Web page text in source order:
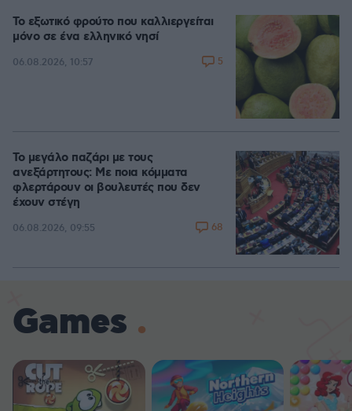
Το εξωτικό φρούτο που καλλιεργείται
μόνο σε ένα ελληνικό νησί
06.08.2026, 10:57 5
Το μεγάλο παζάρι με τους
ανεξάρτητους: Με ποια κόμματα
φλερτάρουν οι βουλευτές που δεν
έχουν στέγη
06.08.2026, 09:55 68
Games